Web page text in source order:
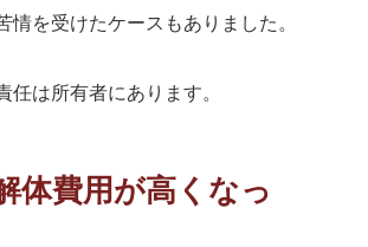
情を受けたケースもありました。
任は所有者にあります。
体費用が高くなっ